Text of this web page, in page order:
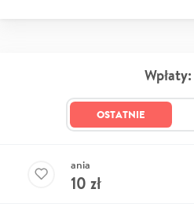
Wpłaty:
OSTATNIE
ania
10 zł